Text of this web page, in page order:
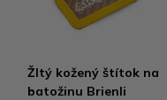
Žltý kožený štítok na
batožinu Brienli